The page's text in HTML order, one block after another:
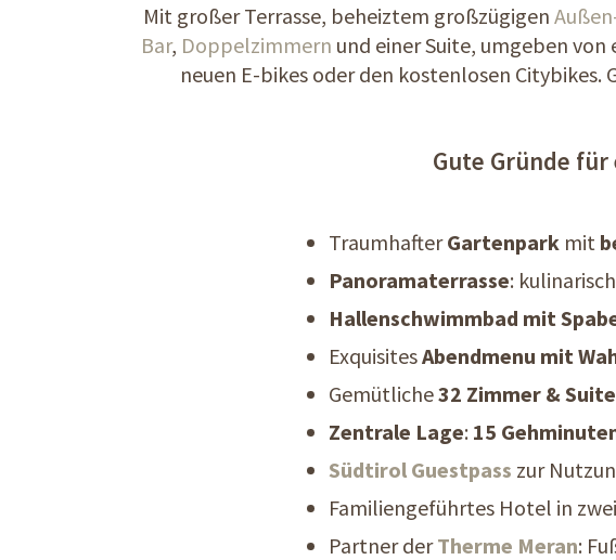
Mit großer Terrasse, beheiztem großzügigen
Bar, Doppelzimmern und einer Suite, umgeben
neuen E-bikes oder den kostenlosen Citybikes.
Gute Gründe
TraumhafterGartenpark mit
Panoramaterrasse:
Hallenschwimmbad mit
ExquisitesAbendmenu mit
Gemütliche32 Zimmer & Suite
Zentrale Lage: 15
Südtirol Guestpass zur
Familiengeführtes Hotel in
Partner derTherme Meran: